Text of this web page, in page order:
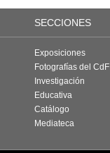
SECCIONES
Exposiciones
Fotografías del CdF
Investigación
Educativa
Catálogo
Mediateca